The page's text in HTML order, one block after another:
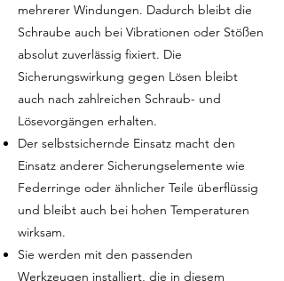
mehrerer Windungen. Dadurch bleibt die
Schraube auch bei Vibrationen oder Stößen
absolut zuverlässig fixiert. Die
Sicherungswirkung gegen Lösen bleibt
auch nach zahlreichen Schraub- und
Lösevorgängen erhalten.
Der selbstsichernde Einsatz macht den
Einsatz anderer Sicherungselemente wie
Federringe oder ähnlicher Teile überflüssig
und bleibt auch bei hohen Temperaturen
wirksam.
Sie werden mit den passenden
Werkzeugen installiert, die in diesem